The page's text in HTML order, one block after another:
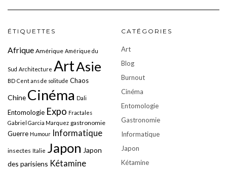
ÉTIQUETTES
Afrique Amérique Amérique du
Sud Architecture ArtAsie
BD Cent ans de solitude Chaos
Chine Cinéma Dali
Entomologie Expo Fractales
Gabriel Garcia Marquez gastronomie
Guerre Humour Informatique
insectes Italie Japon Japon
des parisiens Kétamine
CATÉGORIES
Art
Blog
Burnout
Cinéma
Entomologie
Gastronomie
Informatique
Japon
Kétamine